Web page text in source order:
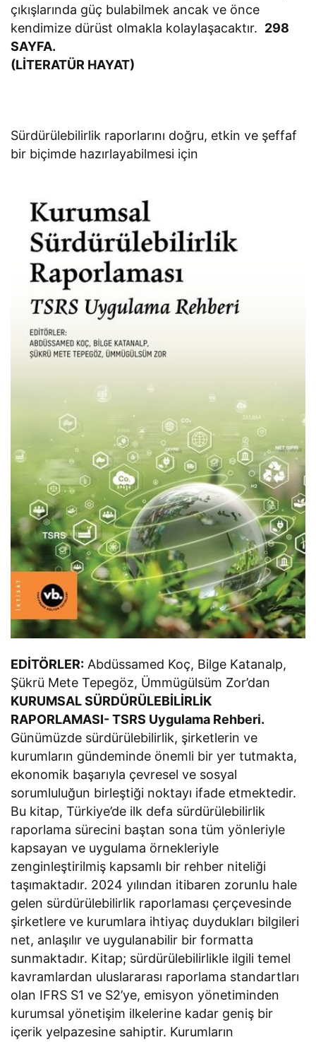
çıkışlarında güç bulabilmek ancak ve önce
kendimize dürüst olmakla kolaylaşacaktır. 298
SAYFA.
(LİTERATÜR HAYAT)
Sürdürülebilirlik raporlarını doğru, etkin ve şeffaf
bir biçimde hazırlayabilmesi için
EDİTÖRLER: Abdüssamed Koç, Bilge Katanalp,
Şükrü Mete Tepegöz, Ümmügülsüm Zor’dan
KURUMSAL SÜRDÜRÜLEBİLİRLİK
RAPORLAMASI- TSRS Uygulama Rehberi.
Günümüzde sürdürülebilirlik, şirketlerin ve
kurumların gündeminde önemli bir yer tutmakta,
ekonomik başarıyla çevresel ve sosyal
sorumluluğun birleştiği noktayı ifade etmektedir.
Bu kitap, Türkiye’de ilk defa sürdürülebilirlik
raporlama sürecini baştan sona tüm yönleriyle
kapsayan ve uygulama örnekleriyle
zenginleştirilmiş kapsamlı bir rehber niteliği
taşımaktadır. 2024 yılından itibaren zorunlu hale
gelen sürdürülebilirlik raporlaması çerçevesinde
şirketlere ve kurumlara ihtiyaç duydukları bilgileri
net, anlaşılır ve uygulanabilir bir formatta
sunmaktadır. Kitap; sürdürülebilirlikle ilgili temel
kavramlardan uluslararası raporlama standartları
olan IFRS S1 ve S2’ye, emisyon yönetiminden
kurumsal yönetişim ilkelerine kadar geniş bir
içerik yelpazesine sahiptir. Kurumların